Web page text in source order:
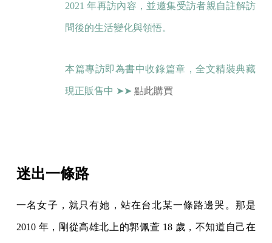
2021 年再訪內容，並邀集受訪者親自註解訪
問後的生活變化與領悟。
本篇專訪即為書中收錄篇章，全文精裝典藏
現正販售中 ➤➤ 點此購買
迷出一條路
一名女子，就只有她，站在台北某一條路邊哭。那是
2010 年，剛從高雄北上的郭佩萱 18 歲，不知道自己在